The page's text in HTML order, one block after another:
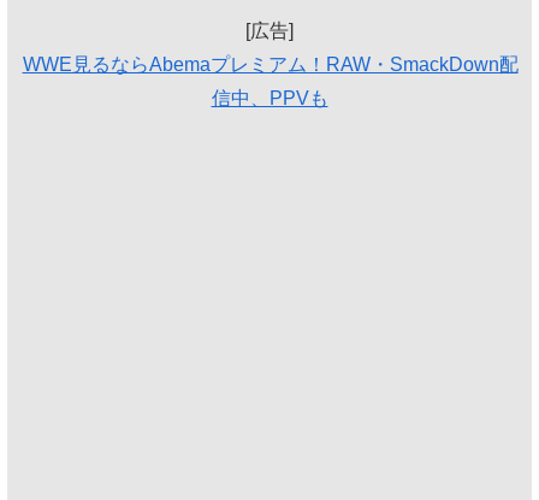
[広告]
WWE見るならAbemaプレミアム！RAW・SmackDown配
信中、PPVも